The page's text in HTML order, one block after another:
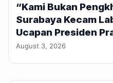
“Kami Bukan
Surabaya Kecam
Ucapan Presiden
August 3, 2026